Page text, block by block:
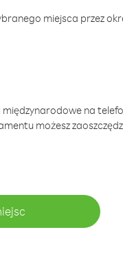
miejsca przez
na
możesz